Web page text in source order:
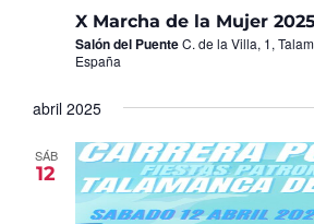
X Marcha de la Mujer 2025
Salón del PuenteC. de la Villa, 1,
España
abril 2025
SÁB
12